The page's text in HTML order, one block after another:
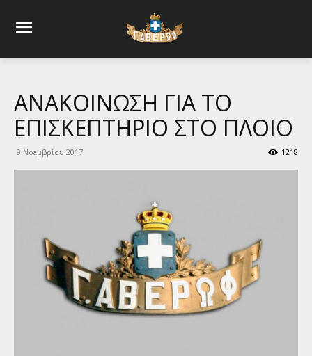
ΑΝΑΚΟΙΝΩΣΗ ΓΙΑ ΤΟ
ΕΠΙΣΚΕΠΤΗΡΙΟ ΣΤΟ ΠΛΟΙΟ
9 Νοεμβρίου 2017 1218